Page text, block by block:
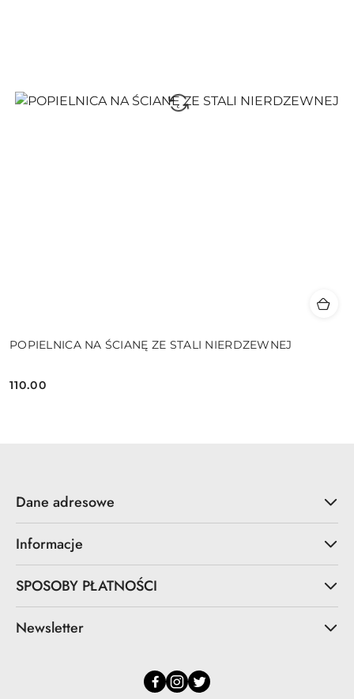
POPIELNICA NA ŚCIANĘ ZE STALI NIERDZEWNEJ
Cena:
110.00
Dane adresowe
Informacje
SPOSOBY PŁATNOŚCI
Newsletter